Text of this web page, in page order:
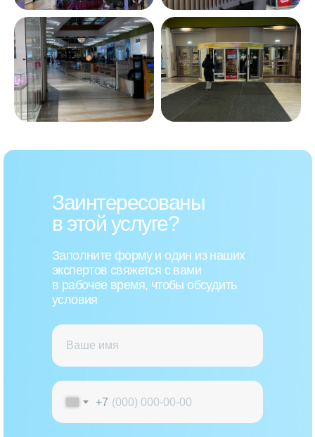
Заинтересованы
в этой услуге?
Заполните форму и один из наших
экспертов свяжется с вами
в рабочее время, чтобы обсудить
условия
+7